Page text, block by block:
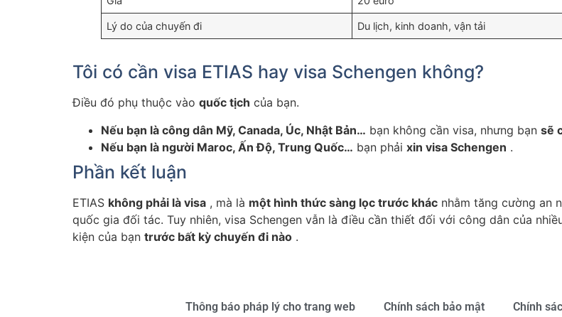
Lý do của chuyến đi Du lịch, kinh doanh, vận tải
Tôi có cần visa ETIAS hay visa Schengen không?
Điều đó phụ thuộc vào quốc tịch của bạn.
Nếu bạn là công dân Mỹ, Canada, Úc, Nhật Bản… bạn không cần visa, nhưng bạn sẽ
Nếu bạn là người Maroc, Ấn Độ, Trung Quốc… bạn phải xin visa Schengen .
Phần kết luận
ETIAS không phải là visa , mà là một hình thức sàng lọc trước khác nhằm tăng cường an
quốc gia đối tác. Tuy nhiên, visa Schengen vẫn là điều cần thiết đối với công dân của
kiện của bạn trước bất kỳ chuyến đi nào .
Thông báo pháp lý cho trang web Chính sách bảo mật Chính